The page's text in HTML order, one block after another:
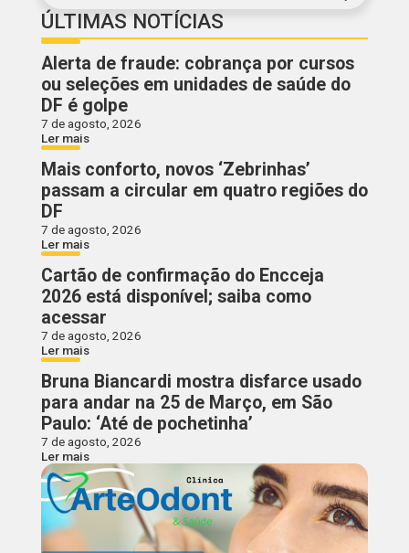
ÚLTIMAS NOTÍCIAS
Alerta de fraude: cobrança por cursos
ou seleções em unidades de saúde do
DF é golpe
7 de agosto, 2026
Ler mais
Mais conforto, novos ‘Zebrinhas’
passam a circular em quatro regiões do
DF
7 de agosto, 2026
Ler mais
Cartão de confirmação do Encceja
2026 está disponível; saiba como
acessar
7 de agosto, 2026
Ler mais
Bruna Biancardi mostra disfarce usado
para andar na 25 de Março, em São
Paulo: ‘Até de pochetinha’
7 de agosto, 2026
Ler mais